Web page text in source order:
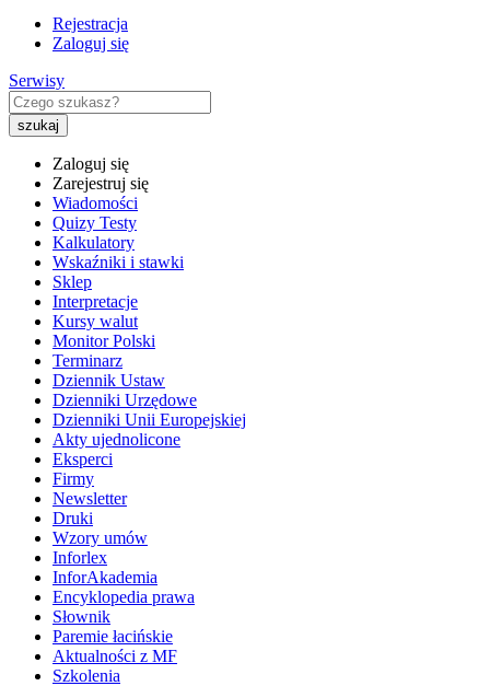
Rejestracja
Zaloguj się
Serwisy
Zaloguj się
Zarejestruj się
Wiadomości
Quizy Testy
Kalkulatory
Wskaźniki i stawki
Sklep
Interpretacje
Kursy walut
Monitor Polski
Terminarz
Dziennik Ustaw
Dzienniki Urzędowe
Dzienniki Unii Europejskiej
Akty ujednolicone
Eksperci
Firmy
Newsletter
Druki
Wzory umów
Inforlex
InforAkademia
Encyklopedia prawa
Słownik
Paremie łacińskie
Aktualności z MF
Szkolenia